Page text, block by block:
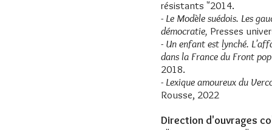
résistants "2014.
- Le Modèle suédois. Les
démocratie, Presses
- Un enfant est lynché.
dans la France du Front
2018.
- Lexique amoureux du
Rousse, 2022
Direction d'ouvrages